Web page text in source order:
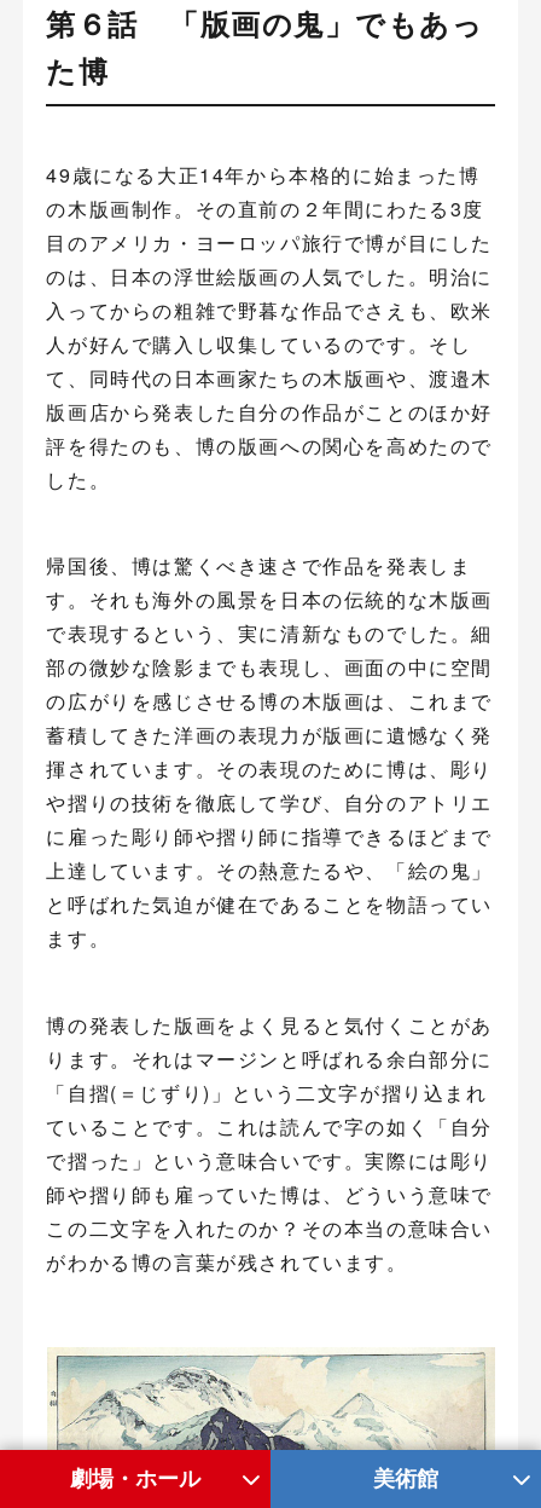
劇場・ホール 美術館
第６話 「版画の鬼」でもあっ
た博
49歳になる大正14年から本格的に始まった博
の木版画制作。その直前の２年間にわたる3度
目のアメリカ・ヨーロッパ旅行で博が目にした
のは、日本の浮世絵版画の人気でした。明治に
入ってからの粗雑で野暮な作品でさえも、欧米
人が好んで購入し収集しているのです。そし
て、同時代の日本画家たちの木版画や、渡邉木
版画店から発表した自分の作品がことのほか好
評を得たのも、博の版画への関心を高めたので
した。
帰国後、博は驚くべき速さで作品を発表しま
す。それも海外の風景を日本の伝統的な木版画
で表現するという、実に清新なものでした。細
部の微妙な陰影までも表現し、画面の中に空間
の広がりを感じさせる博の木版画は、これまで
蓄積してきた洋画の表現力が版画に遺憾なく発
揮されています。その表現のために博は、彫り
や摺りの技術を徹底して学び、自分のアトリエ
に雇った彫り師や摺り師に指導できるほどまで
上達しています。その熱意たるや、「絵の鬼」
と呼ばれた気迫が健在であることを物語ってい
ます。
博の発表した版画をよく見ると気付くことがあ
ります。それはマージンと呼ばれる余白部分に
「自摺(＝じずり)」という二文字が摺り込まれ
ていることです。これは読んで字の如く「自分
で摺った」という意味合いです。実際には彫り
師や摺り師も雇っていた博は、どういう意味で
この二文字を入れたのか？その本当の意味合い
がわかる博の言葉が残されています。